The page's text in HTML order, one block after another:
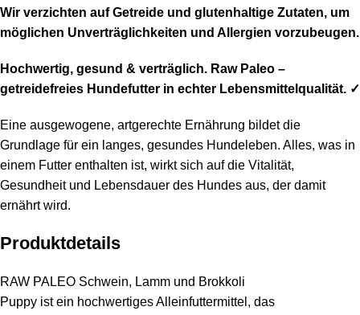
Wir verzichten auf Getreide und glutenhaltige Zutaten, um
möglichen Unverträglichkeiten und Allergien vorzubeugen.
Hochwertig, gesund & verträglich. Raw Paleo –
getreidefreies Hundefutter in echter Lebensmittelqualität. ✓
Eine ausgewogene, artgerechte Ernährung bildet die
Grundlage für ein langes, gesundes Hundeleben. Alles, was in
einem Futter enthalten ist, wirkt sich auf die Vitalität,
Gesundheit und Lebensdauer des Hundes aus, der damit
ernährt wird.
Produktdetails
RAW PALEO Schwein, Lamm und Brokkoli
Puppy ist ein hochwertiges Alleinfuttermittel, das